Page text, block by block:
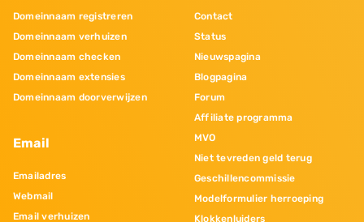
Domeinnaam registreren
Domeinnaam verhuizen
Domeinnaam checken
Domeinnaam extensies
Domeinnaam doorverwijzen
Email
Emailadres
Webmail
Email verhuizen
Contact
Status
Nieuwspagina
Blogpagina
Forum
Affiliate programma
MVO
Niet tevreden geld terug
Geschillencommissie
Modelformulier herroeping
Klokkenluiders